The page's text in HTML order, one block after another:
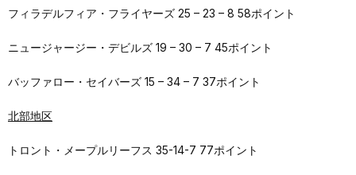
フィラデルフィア・フライヤーズ 25 – 23 – 8 58ポイント
ニュージャージー・デビルズ 19 – 30 – 7 45ポイント
バッファロー・セイバーズ 15 – 34 – 7 37ポイント
北部地区
トロント・メープルリーフス 35-14-7 77ポイント